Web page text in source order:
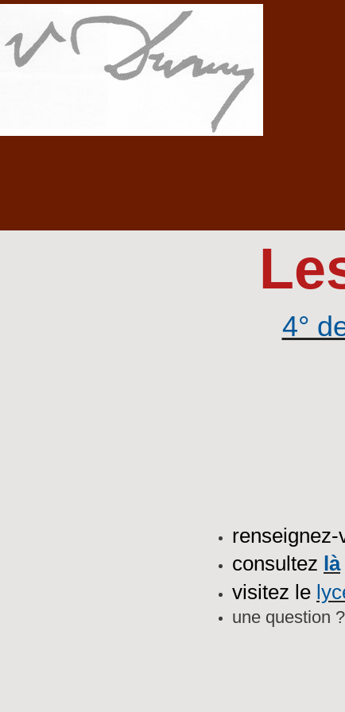
4°
consultez là
visitez le
une question